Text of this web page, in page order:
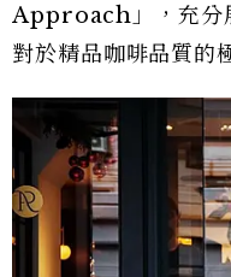
Approach」，充分
對於精品咖啡品質的